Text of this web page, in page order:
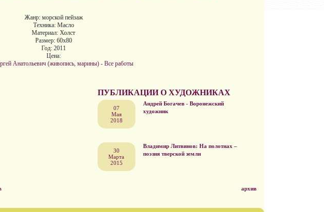
Жанр: морской пейзаж
Техника: Масло
Материал: Холст
Размер: 60х80
Год: 2011
Цена:
Анатольевич (живопись, марины) - Все работы
ПУБЛИКАЦИИ О ХУДОЖНИКАХ
07
Мая
2018
Андрей Богачев - Воронежский
художник
30
Марта
2015
Владимир Литвинов: На полотнах –
поэзия тверской земли
архив